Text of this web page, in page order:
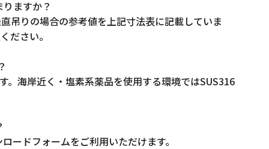
ますか？
吊りの場合の参考値を上記寸法表に記載していま
ださい。
。海岸近く・塩素系薬品を使用する環境ではSUS316
ードフォームをご利用いただけます。